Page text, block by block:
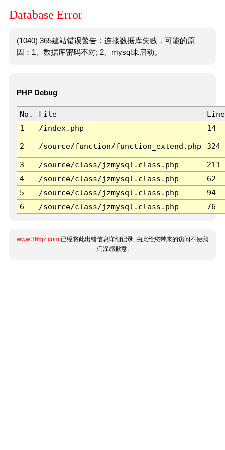
Database Error
(1040) 365建站错误警告：连接数据库失败，可能的原
因：1、数据库密码不对; 2、mysql未启动。
PHP Debug
No. File
Line
1
/index.php 14
2 /source/function/function_extend.php 324
3 /source/class/jzmysql.class.php
211
4
/source/class/jzmysql.class.php
62
5
/source/class/jzmysql.class.php
94
6
/source/class/jzmysql.class.php 76
www.365jz.com 已经将此出错信息详细记录, 由此给您带来的访问不便我
们深感歉意.